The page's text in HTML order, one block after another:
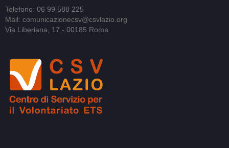
Telefono: 06 99 588 225
Mail: comunicazionecsv@csvlazio.org
Via Liberiana, 17 - 00185 Roma